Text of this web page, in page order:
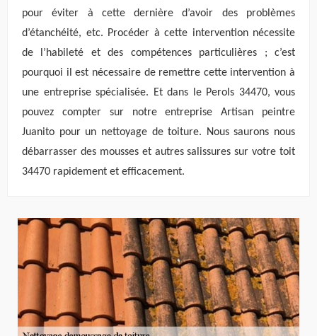
pour éviter à cette dernière d’avoir des problèmes
d’étanchéité, etc. Procéder à cette intervention nécessite
de l’habileté et des compétences particulières ; c’est
pourquoi il est nécessaire de remettre cette intervention à
une entreprise spécialisée. Et dans le Perols 34470, vous
pouvez compter sur notre entreprise Artisan peintre
Juanito pour un nettoyage de toiture. Nous saurons nous
débarrasser des mousses et autres salissures sur votre toit
34470 rapidement et efficacement.